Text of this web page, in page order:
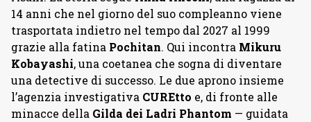
14 anni che nel giorno del suo compleanno viene
trasportata indietro nel tempo dal 2027 al 1999
grazie alla fatina Pochitan. Qui incontra Mikuru
Kobayashi, una coetanea che sogna di diventare
una detective di successo. Le due aprono insieme
l’agenzia investigativa CUREtto e, di fronte alle
minacce della Gilda dei Ladri Phantom — guidata